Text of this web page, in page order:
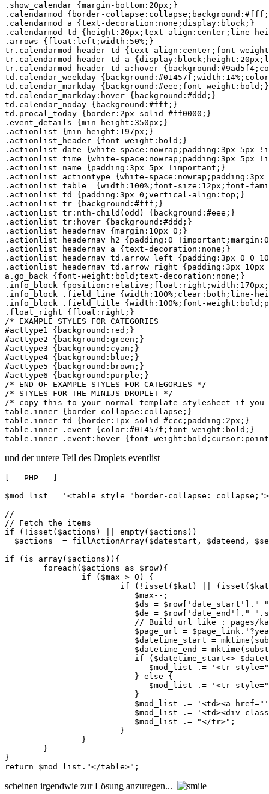
.show_calendar {margin-bottom:20px;}
.calendarmod {border-
.calendarmod a {text-decoration:none;display:block;}
.calendarmod td {height:20px;text-align:center;line-
.arrows {float:left;width:50%;}
tr.calendarmod-header td {text-align:center;font-
tr.calendarmod-header td a
tr.calendarmod-header td a:hover
td.calendar_weekday
td.calendar_markday {background:#eee;font-weight:bold;}
td.calendar_markday:hover {background:#ddd;}
td.calendar_noday {background:#fff;}
td.procal_today {border:2px solid #ff0000;}
.event_details {min-height:350px;}
.actionlist {min-height:197px;}
.actionlist_header {font-weight:bold;}
.actionlist_date {white-space:nowrap;padding:3px 5px
.actionlist_time {white-space:nowrap;padding:3px 5px
.actionlist_name {padding:3px 5px !important;}
.actionlist_actiontype {white-
.actionlist_table  {width:100%;font-size:12px;font-
.actionlist td {padding:3px 0;vertical-align:top;}
.actionlist tr {background:#fff;}
.actionlist tr:nth-child(odd) {background:#eee;}
.actionlist tr:hover {background:#ddd;}
.actionlist_headernav {margin:10px 0;}
.actionlist_headernav h2 {padding:0
.actionlist_headernav a {text-decoration:none;}
.actionlist_headernav td.arrow_left {padding:3px 0
.actionlist_headernav td.arrow_right {padding:3px
a.go_back {font-weight:bold;text-decoration:none;}
.info_block
.info_block .field_line {width:100%;clear:both;line-
.info_block .field_title {width:100%;font-
.float_right {float:right;}
/* EXAMPLE STYLES FOR CATEGORIES
#acttype1 {background:red;}
#acttype2 {background:green;}
#acttype3 {background:cyan;}
#acttype4 {background:blue;}
#acttype5 {background:brown;}
#acttype6 {background:purple;}
/* END OF EXAMPLE STYLES FOR CATEGORIES */
/* STYLES FOR THE MINIJS DROPLET */
/* copy this to your normal template stylesheet if you
table.inner {border-collapse:collapse;}
table.inner td {border:1px solid #ccc;padding:2px;}
table.inner .event {color:#01457f;font-weight:bold;}
table.inner .event:hover {font-
und der untere Teil des Droplets eventlist
[== PHP ==]
$mod_list = '<table style="border-
//
// Fetch the items
if (!isset($actions) || empty($actions))
$actions  = fillActionArray($datestart, $dateend,
if (is_array($actions)){
}
return $mod_list."</table>";
scheinen irgendwie zur Lösung anzuregen...